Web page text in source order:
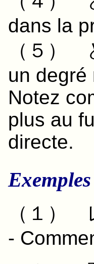
dans la
（５）
un degré
Notez
plus au
directe.
Exemples
（１）
-